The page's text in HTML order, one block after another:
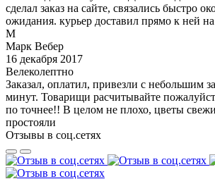
сделал заказ на сайте, связались быстро
ожидания. курьер доставил прямо к ней
М
Марк Вебер
16 декабря 2017
Велеколептно
Заказал, оплатил, привезли с небольшим
минут. Товарищи расчитывайте
по точнее!! В целом не плохо, цветы
простояли
Отзывы в соц.сетях